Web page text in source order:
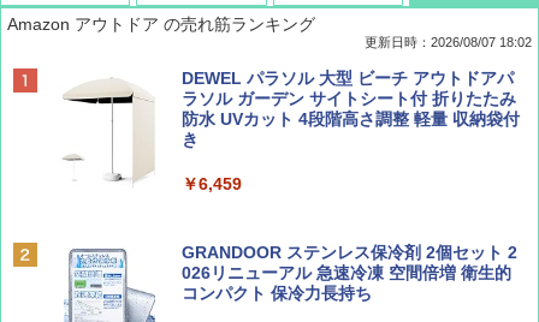
ディズニーファン ２０２６年 ９月号 [雑
誌] (ＤＩＳＮＥＹ ＦＡＮ)
￥713
SOTO ミニマル"旅"財布 ランダム2種】
￥1,500
僕が見た未来【完全版】
￥0
力的な町 2026～2027 地球の歩き方D アジア
￥2,079
[キャンパーズコレクション 山善] ポップアッ
プテント 傘みたいに広げて畳める パッとサ
ッとサンシェード キューブ フルクローズ メ
ッシュ 簡単設置 ワンタッチテント キャンプ
PYKES PEAK (パイクスピーク) 着替えテン
ト プライバシー テント 【中が透けない】 1
Amazon アウトドア の売れ筋ランキング
更新日時：2026/08/07 18:02
DEWEL パラソル 大型 ビーチ アウトドアパ
ラソル ガーデン サイトシート付 折りたたみ
防水 UVカット 4段階高さ調整 軽量 収納袋付
き
￥6,459
GRANDOOR ステンレス保冷剤 2個セット 2
026リニューアル 急速冷凍 空間倍増 衛生的
コンパクト 保冷力長持ち